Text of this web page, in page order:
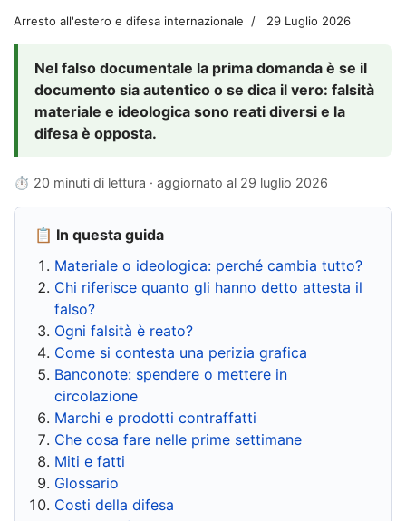
Arresto all'estero e difesa internazionale 29 Luglio 2026
Nel falso documentale la prima domanda è se il
documento sia autentico o se dica il vero: falsità
materiale e ideologica sono reati diversi e la
difesa è opposta.
⏱ 20 minuti di lettura · aggiornato al 29 luglio 2026
📋 In questa guida
Materiale o ideologica: perché cambia tutto?
Chi riferisce quanto gli hanno detto attesta il
falso?
Ogni falsità è reato?
Come si contesta una perizia grafica
Banconote: spendere o mettere in
circolazione
Marchi e prodotti contraffatti
Che cosa fare nelle prime settimane
Miti e fatti
Glossario
Costi della difesa